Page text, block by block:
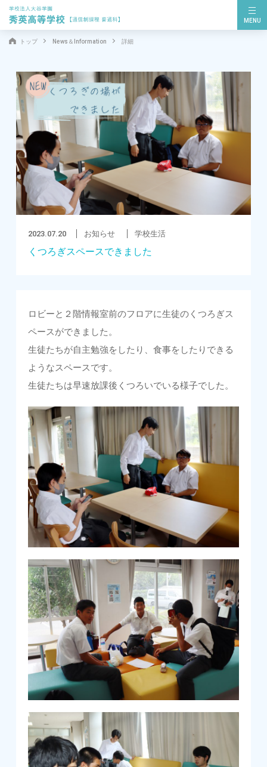
MENU
トップ News＆Information 詳細
2023.07.20 お知らせ 学校生活
くつろぎスペースできました
ロビーと２階情報室前のフロアに生徒のくつろぎス
ペースができました。
生徒たちが自主勉強をしたり、食事をしたりできる
ようなスペースです。
生徒たちは早速放課後くつろいでいる様子でした。